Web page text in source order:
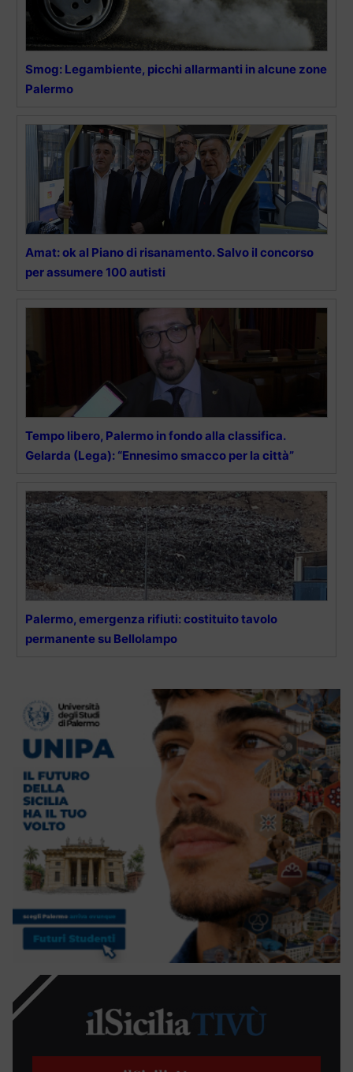
Smog: Legambiente, picchi allarmanti in alcune zone
Palermo
Amat: ok al Piano di risanamento. Salvo il concorso
per assumere 100 autisti
Tempo libero, Palermo in fondo alla classifica.
Gelarda (Lega): “Ennesimo smacco per la città”
Palermo, emergenza rifiuti: costituito tavolo
permanente su Bellolampo